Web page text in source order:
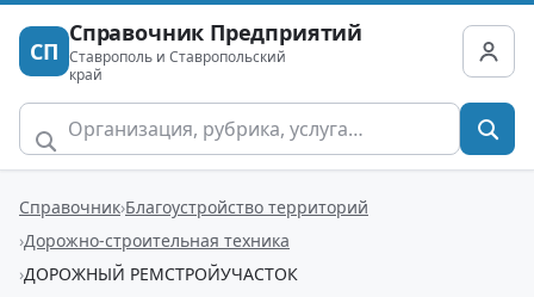
СП
Справочник Предприятий
Ставрополь и Ставропольский
край
Справочник Благоустройство территорий
Дорожно-строительная техника
ДОРОЖНЫЙ РЕМСТРОЙУЧАСТОК